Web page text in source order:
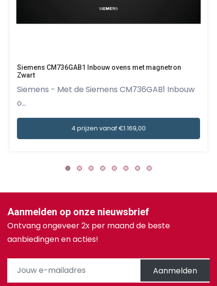
Siemens CM736GAB1 Inbouw ovens met magnetron
Zwart
Siemens - Met de Siemens CM736GAB1 Inbouw
o...
4 prijzen vanaf €1.169,00
Aanmelden op onze nieuwsbrief
Ontvang ongeveer 2x per maand de beste
aanbiedingen en acties!
Aanmelden